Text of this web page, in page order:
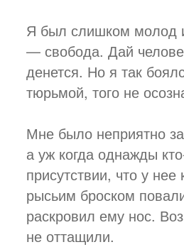
Я был слишком молод
— свобода. Дай
денется. Но я так
тюрьмой, того не
Мне было неприятно
а уж когда однажды
присутствии, что у
рысьим броском
раскровил ему нос.
не оттащили.